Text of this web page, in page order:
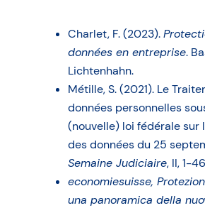
Charlet, F. (2023).
données en entreprise.
Lichtenhahn.
Métille, S. (2021). Le
données personnelles
(nouvelle) loi fédérale sur
des données du 25
Semaine Judiciaire, II, 1-
economiesuisse,
una panoramica della